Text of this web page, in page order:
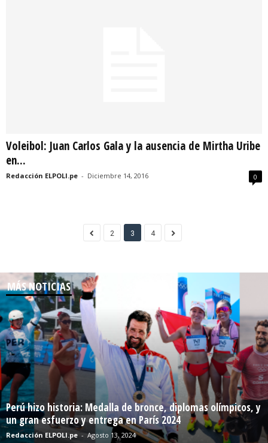
Voleibol: Juan Carlos Gala y la ausencia de Mirtha Uribe
en...
Redacción ELPOLI.pe - Diciembre 14, 2016 0
2 3 4
MÁS NOTICIAS
Perú hizo historia: Medalla de bronce, diplomas olímpicos, y
un gran esfuerzo y entrega en París 2024
Redacción ELPOLI.pe - Agosto 13, 2024